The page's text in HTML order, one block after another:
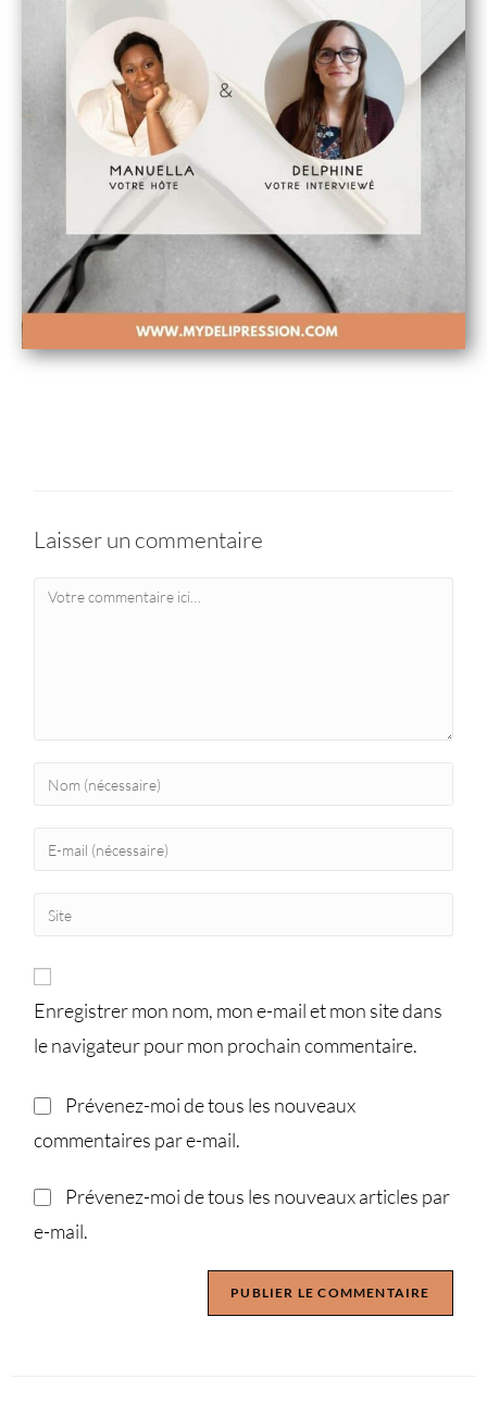
Laisser un commentaire
Enregistrer mon nom, mon e-mail et mon site dans
le navigateur pour mon prochain commentaire.
Prévenez-moi de tous les nouveaux
commentaires par e-mail.
Prévenez-moi de tous les nouveaux articles par
e-mail.